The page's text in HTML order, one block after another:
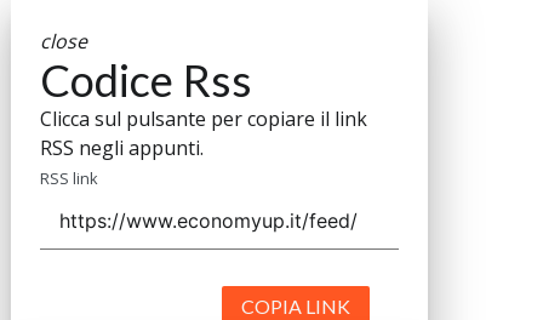
close
Codice Rss
Clicca sul pulsante per copiare il link
RSS negli appunti.
RSS link
COPIA LINK